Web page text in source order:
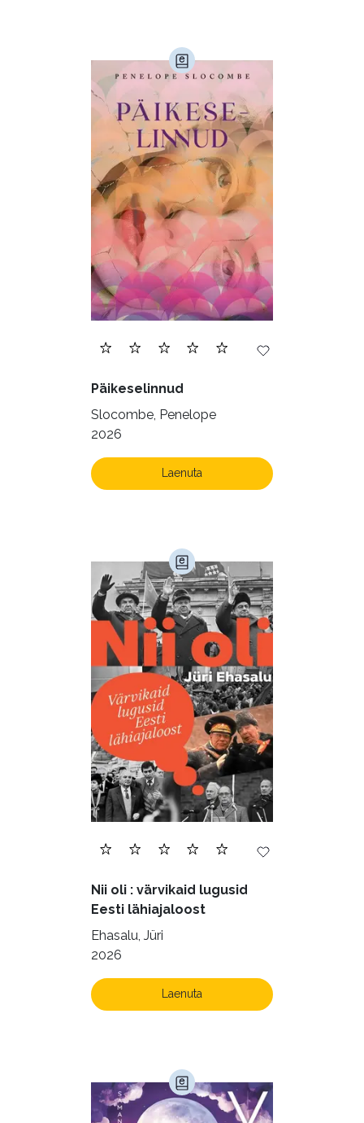
Päikeselinnud
Slocombe, Penelope
2026
Laenuta
Nii oli : värvikaid lugusid
Eesti lähiajaloost
Ehasalu, Jüri
2026
Laenuta